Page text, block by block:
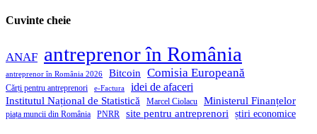
Cuvinte cheie
ANAF antreprenor în România
antreprenor în România 2026 Bitcoin Comisia Europeană
Cărți pentru antreprenori e-Factura idei de afaceri
Institutul Național de Statistică Marcel Ciolacu Ministerul Finanțelor
piața muncii din România PNRR site pentru antreprenori știri economice